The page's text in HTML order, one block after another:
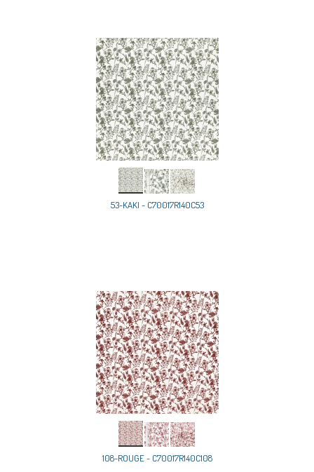
53-KAKI - C70017R140C53
108-ROUGE - C70017R140C108